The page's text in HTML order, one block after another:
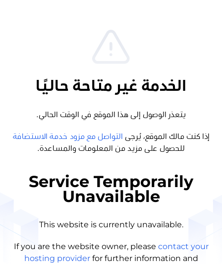
الخدمة غير متاحة حاليًا
يتعذر الوصول إلى هذا الموقع في الوقت الحالي.
إذا كنت مالك الموقع، يُرجى
التواصل مع مزود خدمة الاستضافة
للحصول على مزيد من المعلومات والمساعدة.
Service Temporarily
Unavailable
This website is currently unavailable.
If you are the website owner, please contact your
hosting provider for further information and